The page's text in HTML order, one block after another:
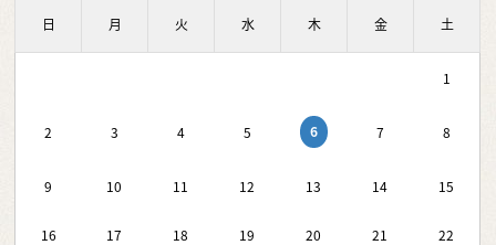
日 月 火 水 木 金 土
1
2 3 4 5 6 7 8
9 10 11 12 13 14 15
16 17 18 19 20 21 22